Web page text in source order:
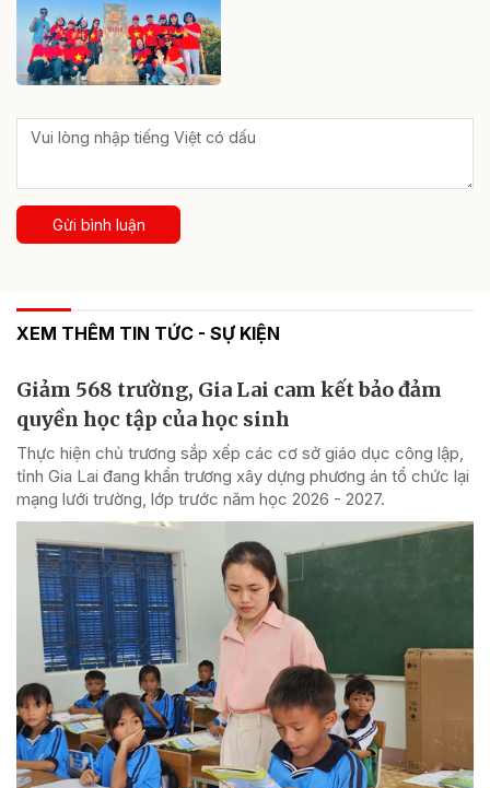
Gửi bình luận
XEM THÊM TIN TỨC - SỰ KIỆN
Giảm 568 trường, Gia Lai cam kết bảo đảm
quyền học tập của học sinh
Thực hiện chủ trương sắp xếp các cơ sở giáo dục công lập,
tỉnh Gia Lai đang khẩn trương xây dựng phương án tổ chức lại
mạng lưới trường, lớp trước năm học 2026 - 2027.